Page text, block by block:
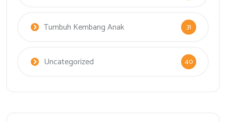
Tumbuh Kembang Anak 31
Uncategorized 40